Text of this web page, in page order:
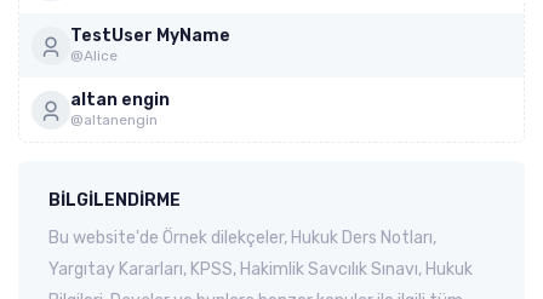
TestUser MyName
@Alice
altan engin
@altanengin
BILGILENDIRME
Bu website'de Örnek dilekçeler, Hukuk Ders Notları,
Yargıtay Kararları, KPSS, Hakimlik Savcılık Sınavı, Hukuk